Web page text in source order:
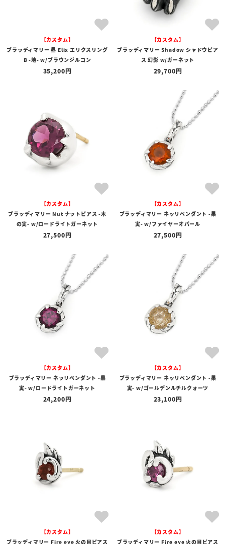
【カスタム】
ブラッディマリー 昼 Elix エリクスリング
B -地- w/ブラウンジルコン
35,200
【カスタム】
ブラッディマリー Shadow シャドウピア
ス 幻影 w/ガーネット
29,700
【カスタム】
ブラッディマリー Nut ナットピアス -木
の実- w/ロードライトガーネット
27,500
【カスタム】
ブラッディマリー ネッリペンダント -果
実- w/ファイヤーオパール
27,500
【カスタム】
ブラッディマリー ネッリペンダント -果
実- w/ロードライトガーネット
24,200
【カスタム】
ブラッディマリー ネッリペンダント -果
実- w/ゴールデンルチルクォーツ
23,100
【カスタム】
ブラッディマリー Fire eye 火の目ピアス
【カスタム】
ブラッディマリー Fire eye 火の目ピアス